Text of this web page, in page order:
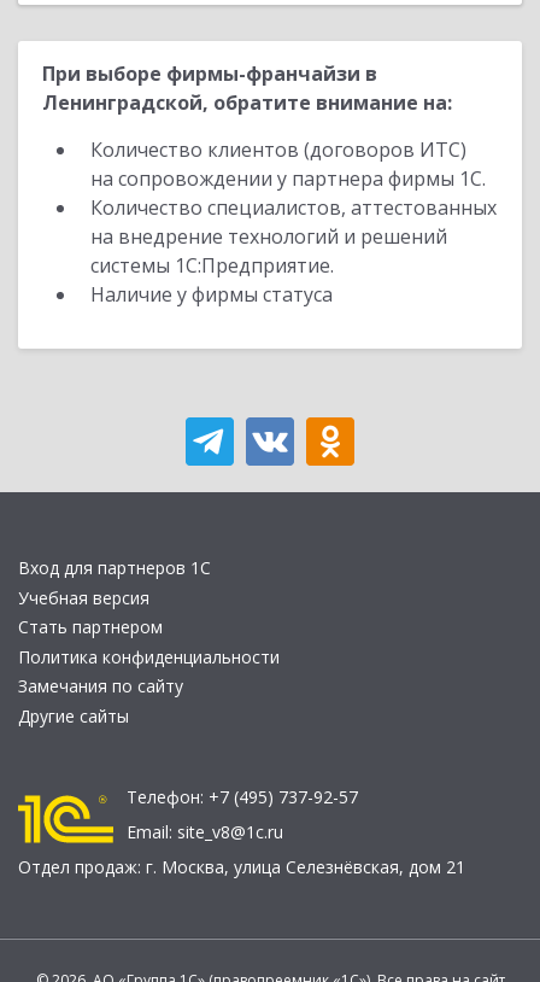
При выборе фирмы-франчайзи в
Ленинградской, обратите внимание на:
Количество клиентов (договоров ИТС)
на сопровождении у партнера фирмы 1С.
Количество специалистов, аттестованных
на внедрение технологий и решений
системы 1С:Предприятие.
Наличие у фирмы статуса
Вход для партнеров 1С
Учебная версия
Стать партнером
Политика конфиденциальности
Замечания по сайту
Другие сайты
Телефон: +7 (495) 737-92-57
Email: site_v8@1c.ru
Отдел продаж: г. Москва, улица Селезнёвская, дом 21